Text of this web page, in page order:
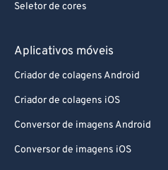
Seletor de cores
Aplicativos móveis
Criador de colagens Android
Criador de colagens iOS
Conversor de imagens Android
Conversor de imagens iOS